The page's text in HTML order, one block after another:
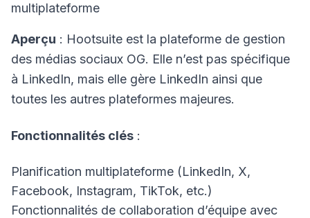
multiplateforme
Aperçu : Hootsuite est la plateforme de gestion
des médias sociaux OG. Elle n’est pas spécifique
à LinkedIn, mais elle gère LinkedIn ainsi que
toutes les autres plateformes majeures.
Fonctionnalités clés :
Planification multiplateforme (LinkedIn, X,
Facebook, Instagram, TikTok, etc.)
Fonctionnalités de collaboration d’équipe avec